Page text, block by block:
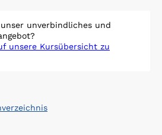
unverbindliches und
unsere Kursübersicht zu